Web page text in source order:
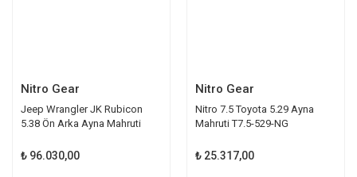
Nitro Gear
Jeep Wrangler JK Rubicon
5.38 Ön Arka Ayna Mahruti
₺ 96.030,00
Nitro Gear
Nitro 7.5 Toyota 5.29 Ayna
Mahruti T7.5-529-NG
₺ 25.317,00